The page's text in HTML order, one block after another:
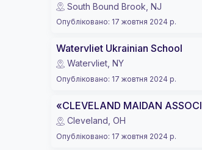
South Bound Brook, NJ
Опубліковано: 17 жовтня 2024 р.
Watervliet Ukrainian School
Watervliet, NY
Опубліковано: 17 жовтня 2024 р.
Cleveland, OH
Опубліковано: 17 жовтня 2024 р.